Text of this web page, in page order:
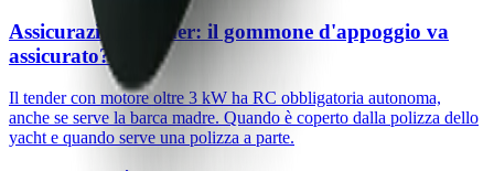
Assicurazione tender: il gommone d'appoggio va
assicurato?
Il tender con motore oltre 3 kW ha RC obbligatoria autonoma,
anche se serve la barca madre. Quando è coperto dalla polizza dello
yacht e quando serve una polizza a parte.